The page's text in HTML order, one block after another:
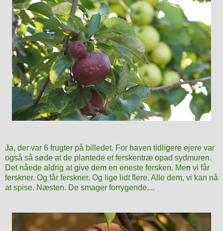
Ja, der var 6 frugter på billedet. For haven tidligere ejere var
også så søde at de plantede et ferskentræ opad sydmuren.
Det nåede aldrig at give dem en eneste fersken. Men vi får
ferskner. Og får ferskner. Og lige lidt flere. Alle dem, vi kan nå
at spise. Næsten. De smager forrygende....